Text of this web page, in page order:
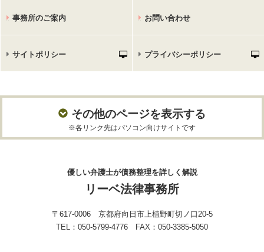
事務所のご案内 お問い合わせ
サイトポリシー プライバシーポリシー
その他のページを表示する
※各リンク先はパソコン向けサイトです
優しい弁護士が債務整理を詳しく解説
リーベ法律事務所
〒617-0006 京都府向日市上植野町切ノ口20-5
TEL：050-5799-4776 FAX：050-3385-5050